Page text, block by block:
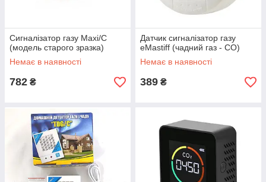
Сигналізатор газу Maxi/C
(модель старого зразка)
Немає в наявності
782 ₴
Датчик сигналізатор газу
eMastiff (чадний газ - СО)
Немає в наявності
389 ₴